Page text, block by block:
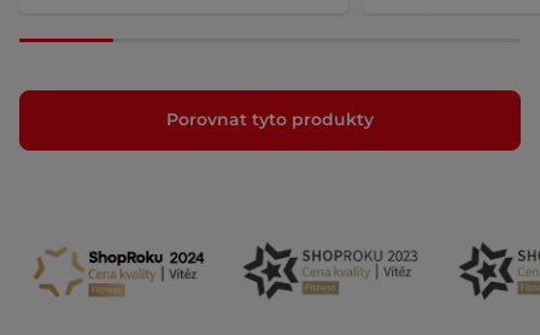
Porovnat tyto produkty